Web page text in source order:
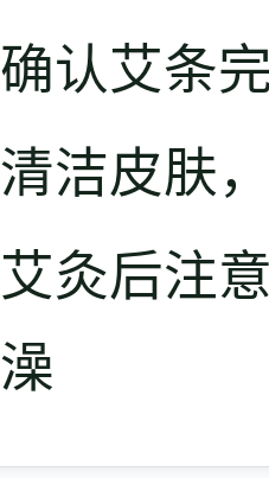
确认艾条
清洁皮肤
艾灸后注
澡